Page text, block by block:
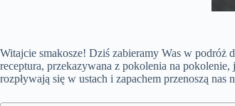
Witajcie smakosze! Dziś zabieramy Was w podróż
receptura, przekazywana z pokolenia na
rozpływają się w ustach i zapachem przenoszą